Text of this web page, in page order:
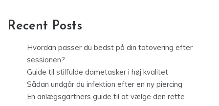
Recent Posts
Hvordan passer du bedst på din tatovering efter
sessionen?
Guide til stilfulde dametasker i høj kvalitet
Sådan undgår du infektion efter en ny piercing
En anlægsgartners guide til at vælge den rette